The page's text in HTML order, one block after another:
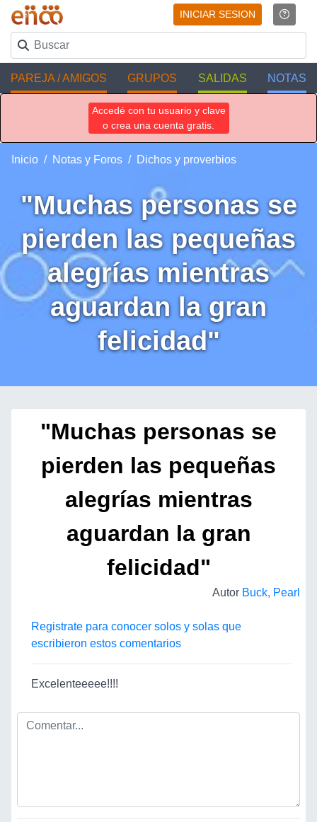
INICIAR SESION
PAREJA / AMIGOS GRUPOS SALIDAS NOTAS
Accedé con tu usuario y clave
o crea una cuenta gratis.
Inicio Notas y Foros Dichos y proverbios
"Muchas personas se
pierden las pequeñas
alegrías mientras
aguardan la gran
felicidad"
"Muchas personas se
pierden las pequeñas
alegrías mientras
aguardan la gran
felicidad"
Autor Buck, Pearl
Registrate para conocer solos y solas que
escribieron estos comentarios
Excelenteeeee!!!!